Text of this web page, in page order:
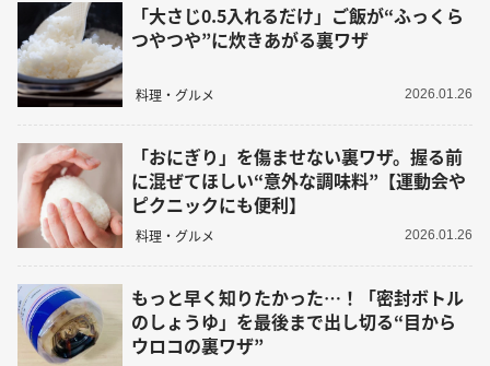
「大さじ0.5入れるだけ」ご飯が“ふっくら
つやつや”に炊きあがる裏ワザ
料理・グルメ 2026.01.26
「おにぎり」を傷ませない裏ワザ。握る前
に混ぜてほしい“意外な調味料”【運動会や
ピクニックにも便利】
料理・グルメ 2026.01.26
もっと早く知りたかった…！「密封ボトル
のしょうゆ」を最後まで出し切る“目から
ウロコの裏ワザ”